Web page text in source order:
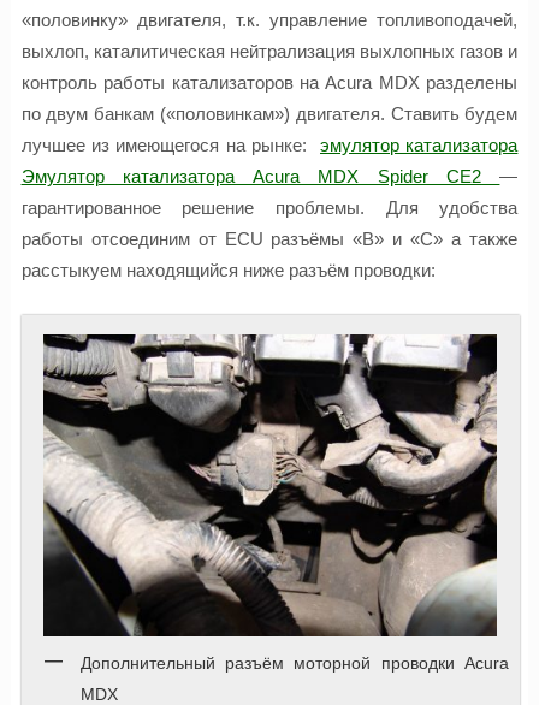
«половинку» двигателя, т.к. управление топливоподачей,
выхлоп, каталитическая нейтрализация выхлопных газов и
контроль работы катализаторов на Acura MDX разделены
по двум банкам («половинкам») двигателя. Ставить будем
лучшее из имеющегося на рынке:эмулятор катализатора
Эмулятор катализатора Acura MDX Spider CE2—
гарантированное решение проблемы. Для удобства
работы отсоединим от ECU разъёмы «B» и «C» а также
расстыкуем находящийся ниже разъём проводки:
Дополнительный разъём моторной проводки Acura
MDX